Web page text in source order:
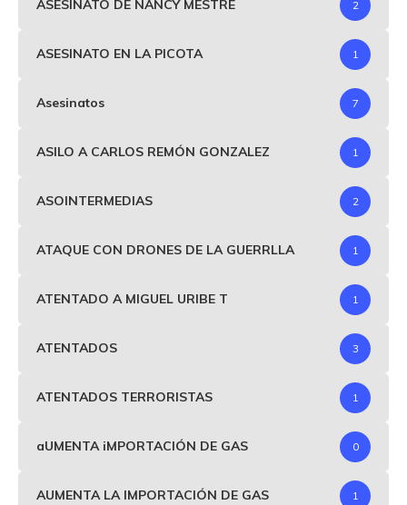
ASESINATO DE NANCY MESTRE 2
ASESINATO EN LA PICOTA 1
Asesinatos 7
ASILO A CARLOS REMÓN GONZALEZ 1
ASOINTERMEDIAS 2
ATAQUE CON DRONES DE LA GUERRLLA 1
ATENTADO A MIGUEL URIBE T 1
ATENTADOS 3
ATENTADOS TERRORISTAS 1
aUMENTA iMPORTACIÓN DE GAS 0
AUMENTA LA IMPORTACIÓN DE GAS 1